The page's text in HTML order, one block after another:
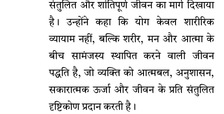
संतुलित और शांतिपूर्ण जीवन का मार्ग दिखाया
है। उन्होंने कहा कि योग केवल शारीरिक
व्यायाम नहीं, बल्कि शरीर, मन और आत्मा के
बीच सामंजस्य स्थापित करने वाली जीवन
पद्धति है, जो व्यक्ति को आत्मबल, अनुशासन,
सकारात्मक ऊर्जा और जीवन के प्रति संतुलित
दृष्टिकोण प्रदान करती है।